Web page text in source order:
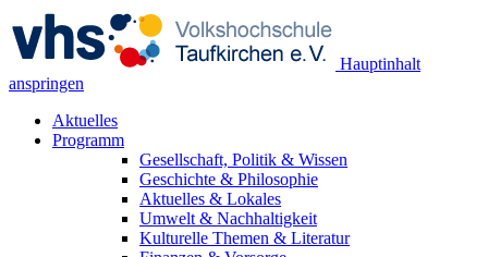
Hauptinhalt
anspringen
Aktuelles
Programm
Gesellschaft, Politik & Wissen
Geschichte & Philosophie
Aktuelles & Lokales
Umwelt & Nachhaltigkeit
Kulturelle Themen & Literatur